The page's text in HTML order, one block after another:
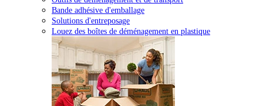
Bande adhésive d'emballage
Solutions d'entreposage
Louez des boîtes de déménagement en plastique